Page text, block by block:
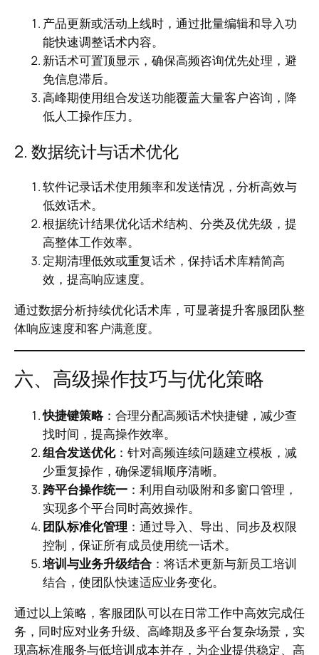
产品更新或活动上线时，通过批量编辑和导入功
能快速调整话术内容。
新话术可置顶显示，确保高频咨询优先处理，避
免信息滞后。
高峰期使用组合发送功能覆盖大量客户咨询，降
低人工操作压力。
2. 数据统计与话术优化
软件记录话术使用频率和发送情况，分析高效与
低效话术。
根据统计结果优化话术结构、分类及优先级，提
高整体工作效率。
定期清理低效或重复话术，保持话术库精简高
效，提高响应速度。
通过数据分析持续优化话术库，可显著提升客服团队整
体响应速度和客户满意度。
六、高级操作技巧与优化策略
快捷键策略：合理分配高频话术快捷键，减少查
找时间，提高操作效率。
组合发送优化：针对高频连续问题建立模板，减
少重复操作，确保逻辑顺序清晰。
跨平台操作统一 ：利用自动吸附和多窗口管理，
实现多个平台同时高效操作。
团队标准化管理 ：通过导入、导出、同步及权限
控制，保证所有成员使用统一话术。
培训与业务升级结合 ：将话术更新与新员工培训
结合，使团队快速适应业务变化。
通过以上策略，客服团队可以在日常工作中高效完成任
务，同时应对业务升级、高峰期及多平台复杂场景，实
现高标准服务与低培训成本并存，为企业提供稳定、高